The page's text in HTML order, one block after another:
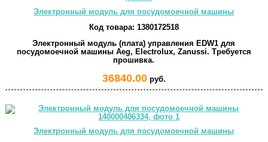
Электронный модуль для посудомоечной машины
Код товара: 1380172518
Электронный модуль (плата) управления EDW1 для
посудомоечной машины Aeg, Electrolux, Zanussi. Требуется
прошивка.
36840.00руб.
Электронный модуль для посудомоечной машины